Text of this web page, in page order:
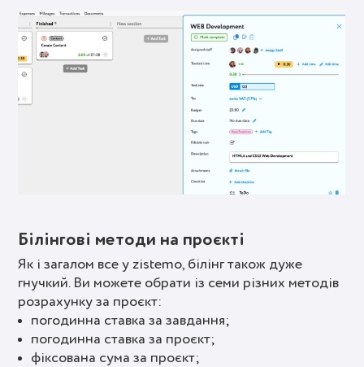
Білінгові методи на проєкті
Як і загалом все у zistemo, білінг також дуже
гнучкий. Ви можете обрати із семи різних методів
розрахунку за проєкт:
погодинна ставка за завдання;
погодинна ставка за проєкт;
фіксована сума за проєкт;